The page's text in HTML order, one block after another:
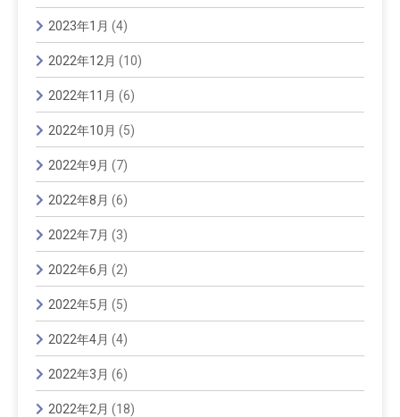
2023年1月 (4)
2022年12月 (10)
2022年11月 (6)
2022年10月 (5)
2022年9月 (7)
2022年8月 (6)
2022年7月 (3)
2022年6月 (2)
2022年5月 (5)
2022年4月 (4)
2022年3月 (6)
2022年2月 (18)